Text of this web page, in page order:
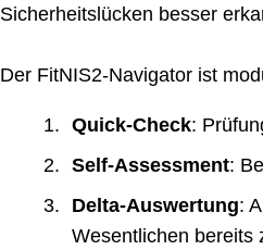
Sicherheitslücken besser
Der FitNIS2-Navigator ist
Quick-Check:
Self-Assessment:
Delta-Auswertung:
Wesentlichen bereits